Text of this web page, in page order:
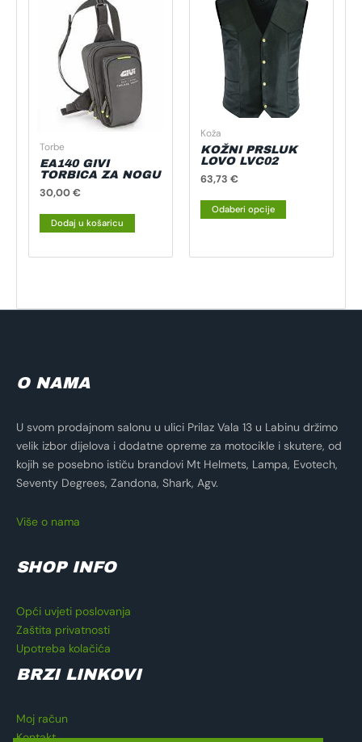
Torbe
EA140 GIVI
TORBICA ZA NOGU
30,00€
Dodaj u košaricu
Koža
KOŽNI PRSLUK
LOVO LVC02
63,73 €
Odaberi opcije
proizvod
ima
više
varijanti.
Opcije
mogu
O NAMA
U svom prodajnom salonu u ulici Prilaz Vala 13 u Labinu držimo
velik izbor dijelova i dodatne opreme za motocikle i skutere, od
kojih se posebno ističu brandovi Mt Helmets, Lampa, Evotech,
Seventy Degrees, Zandona, Shark, Agv.
Više o nama
SHOP INFO
Opći uvjeti poslovanja
Zaštita privatnosti
Upotreba kolačića
BRZI LINKOVI
Moj račun
Kontakt